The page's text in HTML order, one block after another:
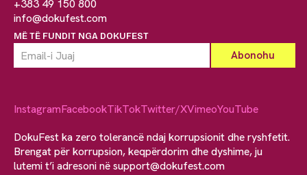
+383 49 150 800
info@dokufest.com
MË TË FUNDIT NGA DOKUFEST
InstagramFacebookTikTokTwitter/XVimeoYouTube
DokuFest ka zero tolerancë ndaj korrupsionit dhe ryshfetit.
Brengat për korrupsion, keqpërdorim dhe dyshime, ju
lutemi t’i adresoni nësupport@dokufest.com